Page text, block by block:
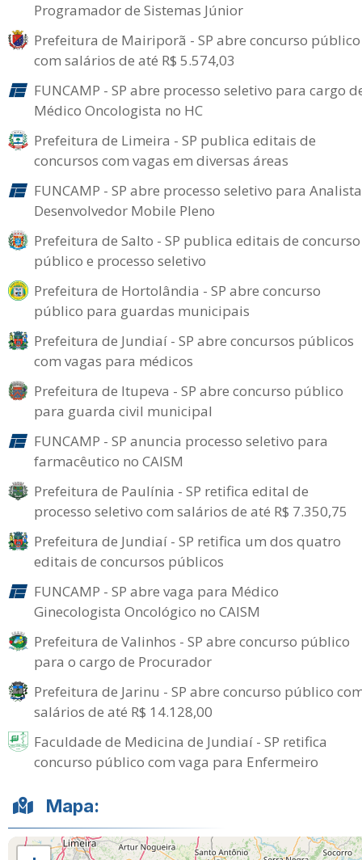
Programador de Sistemas Júnior
Prefeitura de Mairiporã - SP abre concurso público
com salários de até R$ 5.574,03
FUNCAMP - SP abre processo seletivo para cargo
Médico Oncologista no HC
Prefeitura de Limeira - SP publica editais de
concursos com vagas em diversas áreas
FUNCAMP - SP abre processo seletivo para Analista
Desenvolvedor Mobile Pleno
Prefeitura de Salto - SP publica editais de concurso
público e processo seletivo
Prefeitura de Hortolândia - SP abre concurso
público para guardas municipais
Prefeitura de Jundiaí - SP abre concursos públicos
com vagas para médicos
Prefeitura de Itupeva - SP abre concurso público
para guarda civil municipal
FUNCAMP - SP anuncia processo seletivo para
farmacêutico no CAISM
Prefeitura de Paulínia - SP retifica edital de
processo seletivo com salários de até R$ 7.350,75
Prefeitura de Jundiaí - SP retifica um dos quatro
editais de concursos públicos
FUNCAMP - SP abre vaga para Médico
Ginecologista Oncológico no CAISM
Prefeitura de Valinhos - SP abre concurso público
para o cargo de Procurador
Prefeitura de Jarinu - SP abre concurso público
salários de até R$ 14.128,00
Faculdade de Medicina de Jundiaí - SP retifica
concurso público com vaga para Enfermeiro
Mapa: